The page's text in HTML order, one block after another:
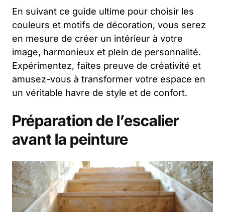
En suivant ce guide ultime pour choisir les
couleurs et motifs de décoration, vous serez
en mesure de créer un intérieur à votre
image, harmonieux et plein de personnalité.
Expérimentez, faites preuve de créativité et
amusez-vous à transformer votre espace en
un véritable havre de style et de confort.
Préparation de l’escalier
avant la peinture